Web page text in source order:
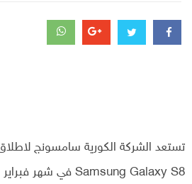
تستعد الشركة الكورية سامسونج